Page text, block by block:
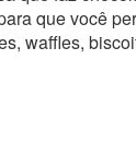
que você
waffles,